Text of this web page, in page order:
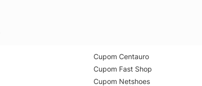
Cupom Centauro
Cupom Fast Shop
Cupom Netshoes